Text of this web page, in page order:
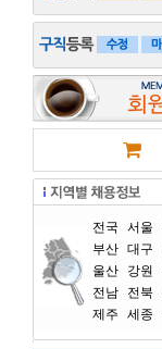
전국 서울
부산 대구
울산
강원
전남
전북
제주
세종